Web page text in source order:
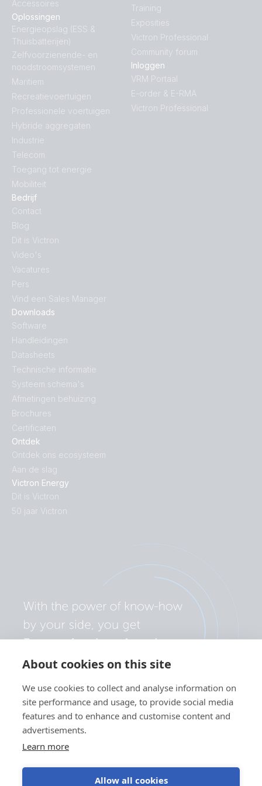
About cookies on this site
We use cookies to collect and analyse information on
site performance and usage, to provide social media
features and to enhance and customise content and
advertisements.
Learn more
Allow all cookies
Victron Van - Automotive - Full (ds)
Victron Van - Automotive - Full (sld)
Victron Van - Automotive - Multi (ds)
Wiring diagram for a VE.Bus panel
Certificate Safety UL 458 - MultiPlus Compact 12V 2000VA
120V
Declaration of Conformity - Interfaces
Declaration of Conformity - MultiPlus 24/3000/70-16
Declaration of Conformity - MultiPlus 2kVA - 5kVA
Declaration of Conformity - MultiPlus Compact 800VA -
2000VA
Declaration of Conformity - MultiPlus VDE AR N 4105 2011-
08
ISO9001 certificate
MD MultiPlus C 24_1600_40-16
Accessoires
Ontdek
Ontdek ons ecosysteem
Aan de slag
Victron Energy
Dit is Victron
50 jaar Victron
Downloads
Software
Handleidingen
Datasheets
Technische informatie
Systeem schema's
Afmetingen behuizing
Brochures
Certificaten
Oplossingen
Energieopslag (ESS &
Thuisbatterijen)
Zelfvoorzienende- en
noodstroomsystemen
Maritiem
Recreatievoertuigen
Professionele voertuigen
Hybride aggregaten
Industrie
Telecom
Toegang tot energie
Mobiliteit
Bedrijf
Contact
Blog
Dit is Victron
Video's
Vacatures
Pers
Vind een Sales Manager
Training
Exposities
Victron Professional
Community forum
Inloggen
VRM Portaal
E-order & E-RMA
Victron Professional